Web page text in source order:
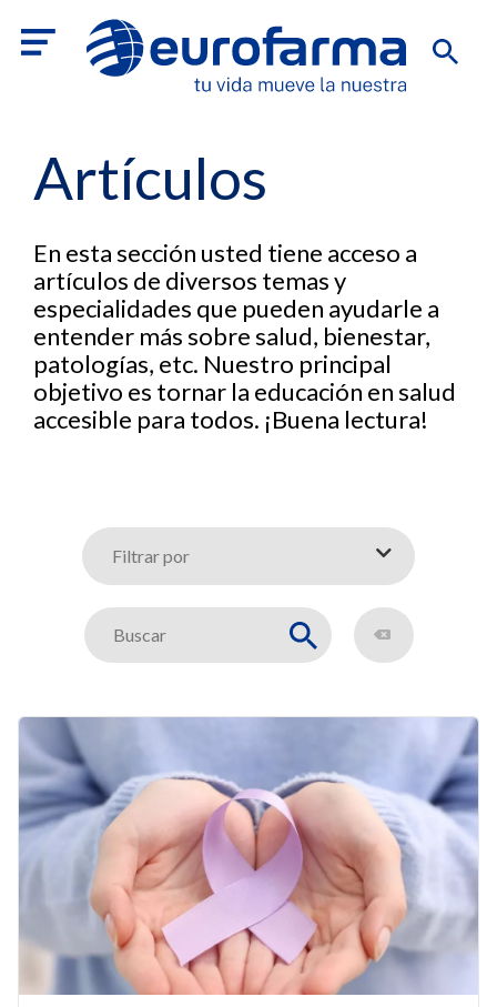
Artículos
En esta sección usted tiene acceso a
artículos de diversos temas y
especialidades que pueden ayudarle a
entender más sobre salud, bienestar,
patologías, etc. Nuestro principal
objetivo es tornar la educación en salud
accesible para todos. ¡Buena lectura!